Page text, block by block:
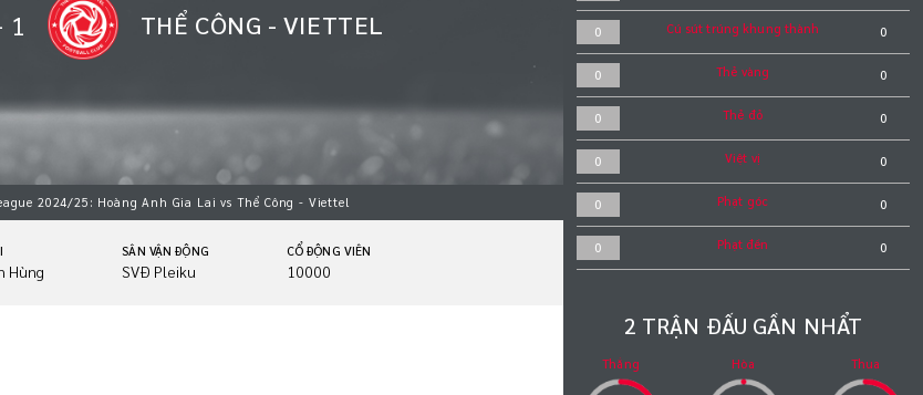
1 THỂ CÔNG - VIETTEL
2024/25: Hoàng Anh Gia Lai vs Thể Công - Viettel
Hùng
SÂN VẬN ĐỘNG
SVĐ Pleiku
CỔ ĐỘNG VIÊN
10000
0 Cú sút trúng khung thành 0
0 Thẻ vàng 0
0 Thẻ đỏ 0
0 Việt vị 0
0 Phạt góc 0
0 Phạt đền 0
2 TRẬN ĐẤU GẦN NHẨT
Thắng Hòa Thua